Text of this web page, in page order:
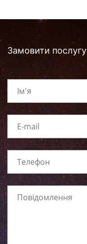
Замовити послугу